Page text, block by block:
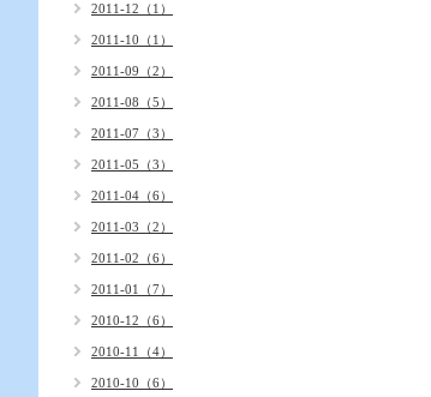
2011-12（1）
2011-10（1）
2011-09（2）
2011-08（5）
2011-07（3）
2011-05（3）
2011-04（6）
2011-03（2）
2011-02（6）
2011-01（7）
2010-12（6）
2010-11（4）
2010-10（6）